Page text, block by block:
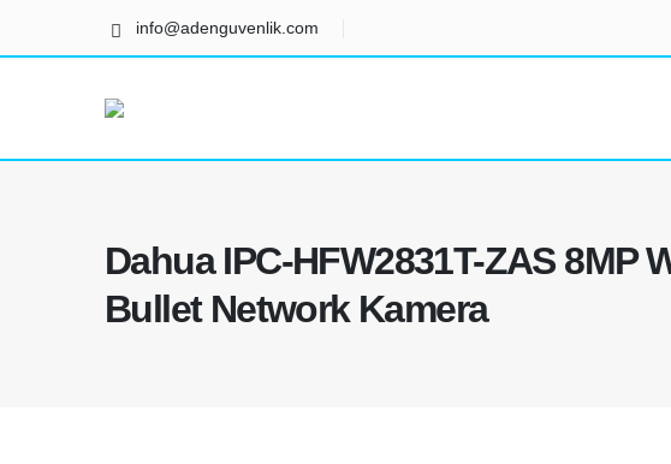
info@adenguvenlik.com
Dahua IPC-HFW2831T-ZAS 8MP
Bullet Network Kamera